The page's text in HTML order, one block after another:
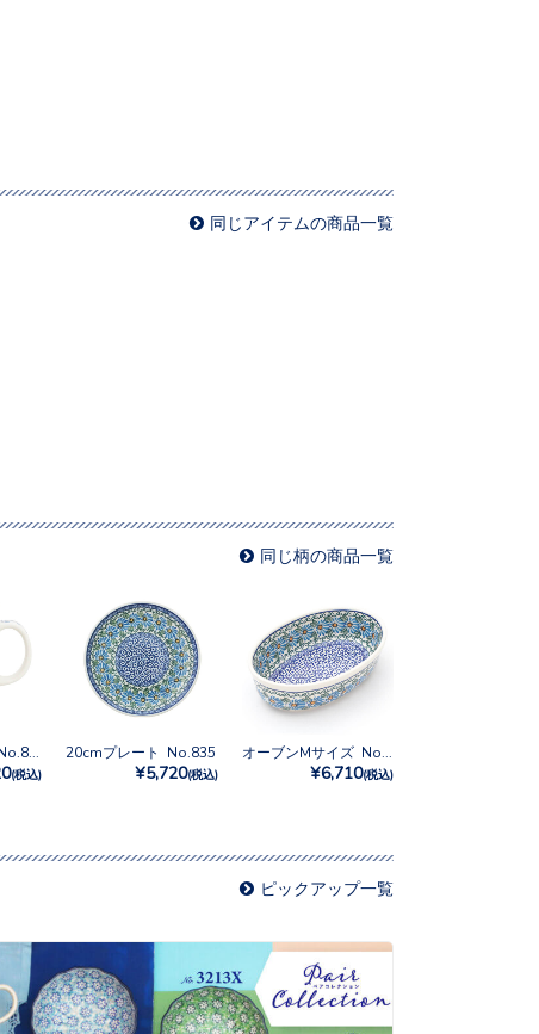
同じアイテムの商品一覧
同じ柄の商品一覧
マグカップ0.3L No.835
(税込)
20cmプレート No.835
¥5,720(税込) ¥6,710(税込)
ピックアップ一覧